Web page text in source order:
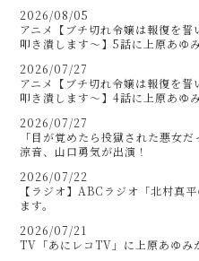
2026/08/05
アニメ【ブチ切れ令嬢は報復を
叩き潰します～】5話に上原あゆ
2026/07/27
アニメ【ブチ切れ令嬢は報復を
叩き潰します～】4話に上原あゆ
2026/07/27
「目が覚めたら投獄された悪女
涼音、山口勇気が出演！
2026/07/22
【ラジオ】ABCラジオ「北村真
ます。
2026/07/21
TV「あにレコTV」に上原あゆみ